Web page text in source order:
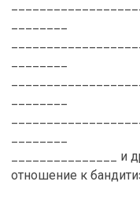
_______________ и
отношение к